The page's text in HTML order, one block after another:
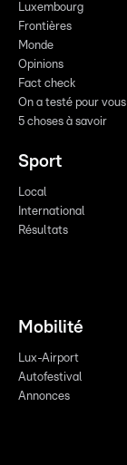
Luxembourg
Frontières
Monde
Opinions
Fact check
On a testé pour vous
5 choses à savoir
Sport
Local
International
Résultats
Mobilité
Lux-Airport
Autofestival
Annonces